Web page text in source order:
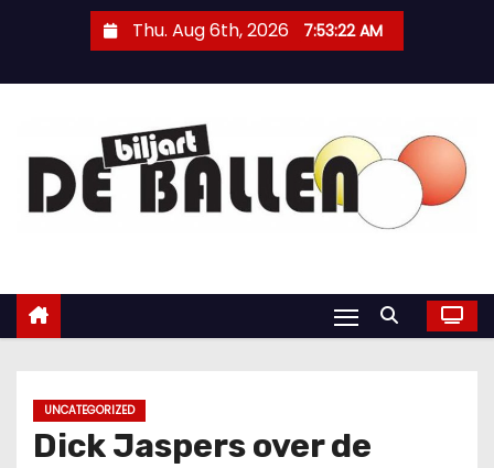
Thu. Aug 6th, 2026 7:53:22 AM
UNCATEGORIZED
Dick Jaspers over de